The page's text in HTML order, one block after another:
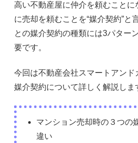
高い不動産屋に仲介を頼むことに
に売却を頼むことを“媒介契約”と
との媒介契約の種類には3パター
要です。
今回は不動産会社スマートアンド
媒介契約について詳しく解説しま
マンション売却時の３つの
違い